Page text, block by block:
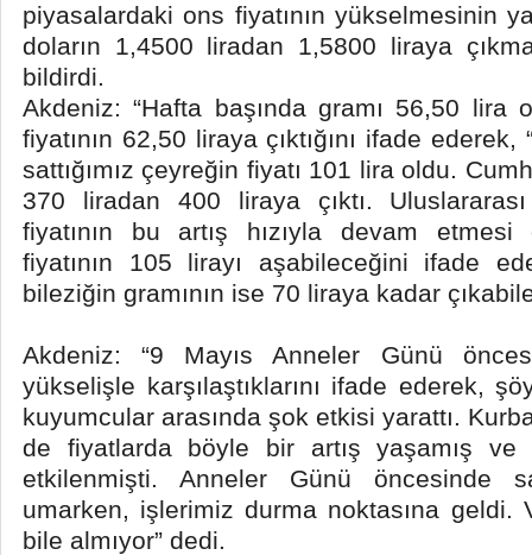
piyasalardaki ons fiyatının yükselmesinin
doların 1,4500 liradan 1,5800 liraya
bildirdi.
Akdeniz: “Hafta başında gramı 56,50 lira
fiyatının 62,50 liraya çıktığını ifade
sattığımız çeyreğin fiyatı 101 lira oldu.
370 liradan 400 liraya çıktı.
fiyatının bu artış hızıyla devam etmesi
fiyatının 105 lirayı aşabileceğini ifade
bileziğin gramının ise 70 liraya kadar
Akdeniz: “9 Mayıs Anneler Günü
yükselişle karşılaştıklarını ifade ederek,
kuyumcular arasında şok etkisi yarattı.
de fiyatlarda böyle bir artış yaşamış ve
etkilenmişti. Anneler Günü öncesinde
umarken, işlerimiz durma noktasına geldi.
bile almıyor” dedi.